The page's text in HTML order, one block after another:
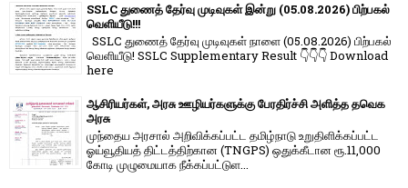
SSLC துணைத் தேர்வு முடிவுகள் இன்று (05.08.2026) பிற்பகல்
வெளியீடு!!!
SSLC துணைத் தேர்வு முடிவுகள் நாளை (05.08.2026) பிற்பகல்
வெளியீடு! SSLC Supplementary Result 👇👇👇 Download
here
ஆசிரியர்கள், அரசு ஊழியர்களுக்கு பேரதிர்ச்சி அளித்த தவெக
அரசு
முந்தைய அரசால் அறிவிக்கப்பட்ட தமிழ்நாடு உறுதிளிக்கப்பட்ட
ஓய்வூதியத் திட்டத்திற்கான (TNGPS) ஒதுக்கீடான ரூ.11,000
கோடி முழுமையாக நீக்கப்பட்டுள...